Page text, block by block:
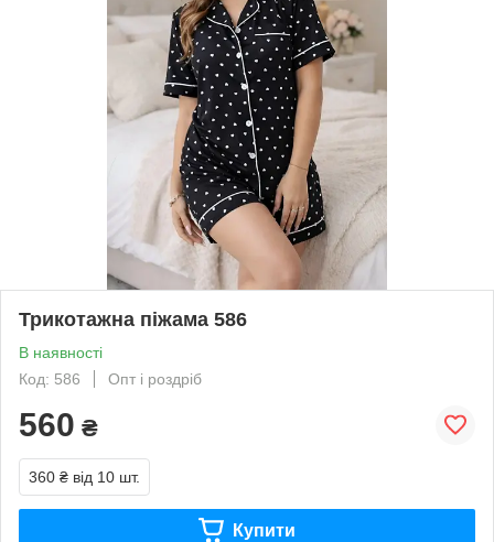
Трикотажна піжама 586
В наявності
Код: 586
Опт і роздріб
560 ₴
360 ₴ від 10 шт.
Купити